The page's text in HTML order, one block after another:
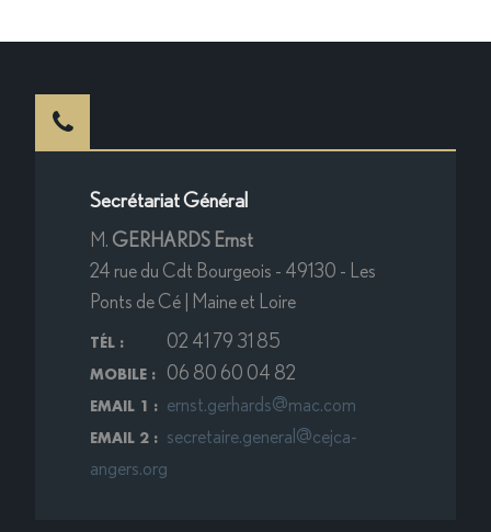
Secrétariat Général
M. GERHARDS Ernst
24 rue du Cdt Bourgeois - 49130 - Les
Ponts de Cé | Maine et Loire
TÉL : 02 41 79 31 85
MOBILE : 06 80 60 04 82
EMAIL 1 : ernst.gerhards@mac.com
EMAIL 2 :
secretaire.general@cejca-
angers.org